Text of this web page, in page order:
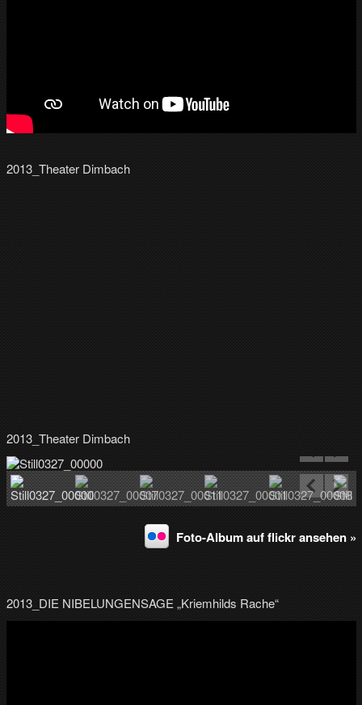
2013_Theater Dimbach
2013_Theater Dimbach
Foto-Album auf flickr ansehen »
2013_DIE NIBELUNGENSAGE „Kriemhilds Rache“